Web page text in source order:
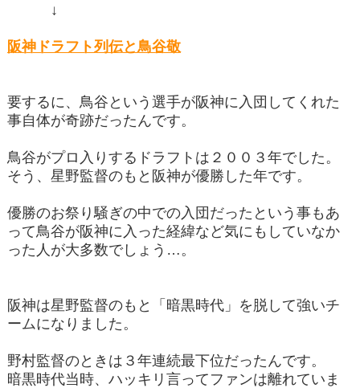
↓
阪神ドラフト列伝と鳥谷敬
要するに、鳥谷という選手が阪神に入団してくれた
事自体が奇跡だったんです。
鳥谷がプロ入りするドラフトは２００３年でした。
そう、星野監督のもと阪神が優勝した年です。
優勝のお祭り騒ぎの中での入団だったという事もあ
って鳥谷が阪神に入った経緯など気にもしていなか
った人が大多数でしょう…。
阪神は星野監督のもと「暗黒時代」を脱して強いチ
ームになりました。
野村監督のときは３年連続最下位だったんです。
暗黒時代当時、ハッキリ言ってファンは離れていま